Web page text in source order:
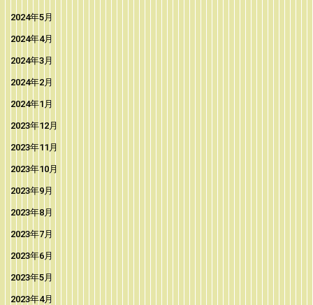
2024年5月
2024年4月
2024年3月
2024年2月
2024年1月
2023年12月
2023年11月
2023年10月
2023年9月
2023年8月
2023年7月
2023年6月
2023年5月
2023年4月